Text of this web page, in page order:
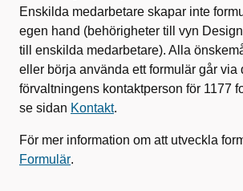
Enskilda medarbetare skapar inte
egen hand (behörigheter till vyn
till enskilda medarbetare). Alla
eller börja använda ett formulär går via
förvaltningens kontaktperson för 1177
se sidan Kontakt.
För mer information om att utveckla
Formulär.